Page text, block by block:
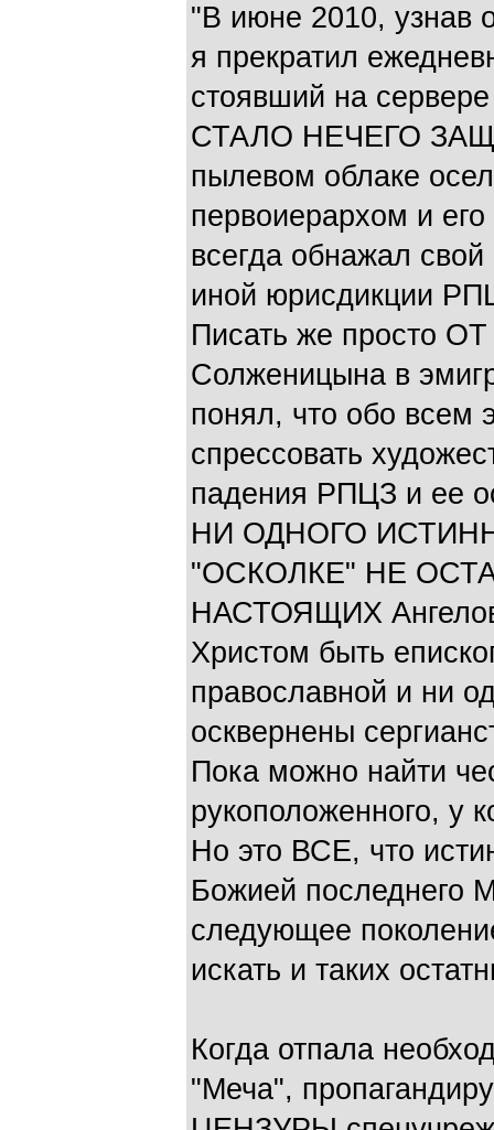
"В июне 2010, узнав
я прекратил
стоявший на
СТАЛО НЕЧЕГО
пылевом облаке
первоиерархом и
всегда обнажал
иной юрисдикции
Писать же просто
Солженицына в
понял, что обо всем
спрессовать
падения РПЦЗ и ее
НИ ОДНОГО
"ОСКОЛКЕ" НЕ
НАСТОЯЩИХ
Христом быть
православной и ни
осквернены
Пока можно найти
рукоположенного, у
Но это ВСЕ, что
Божией последнего
следующее
искать и таких
Когда отпала
"Меча",